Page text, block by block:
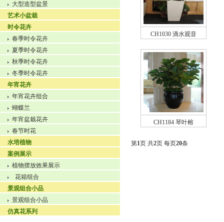
大型造型盆景
艺术小盆栽
时令花卉
春季时令花卉
夏季时令花卉
秋季时令花卉
冬季时令花卉
年宵花卉
年宵花卉组合
蝴蝶兰
年宵盆栽花卉
春节时花
水培植物
案例展示
植物摆放效果展示
花箱组合
景观组合小品
景观组合小品
仿真花系列
CH1030 滴水观音
CH1184 琴叶榕
第1页 共2页 每页20条